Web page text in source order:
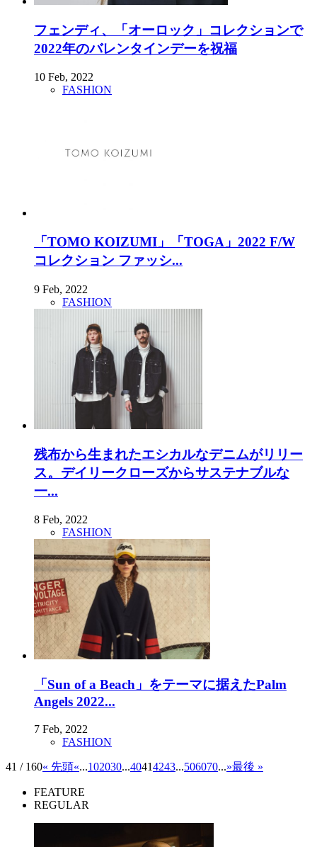
フェンディ、「オーロック」コレクションで
2022年のバレンタインデーを祝福
10 Feb, 2022
FASHION
「TOMO KOIZUMI」「TOGA」2022 F/W
コレクション ファッシ...
9 Feb, 2022
FASHION
残布から生まれたエシカルなデニムがリリー
ス。デイリークローズからサステナブルな
一...
8 Feb, 2022
FASHION
「Sun of a Beach」をテーマに据えたPalm
Angels 2022...
7 Feb, 2022
FASHION
41 / 160« 先頭«...102030...40414243...506070...»最後 »
FEATURE
REGULAR